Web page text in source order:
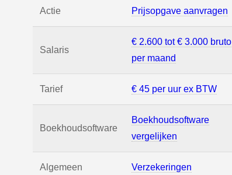
Actie Prijsopgave aanvragen
Salaris
€ 2.600 tot € 3.000 bruto
per maand
Tarief € 45 per uur ex BTW
Boekhoudsoftware
Boekhoudsoftware
vergelijken
Algemeen Verzekeringen